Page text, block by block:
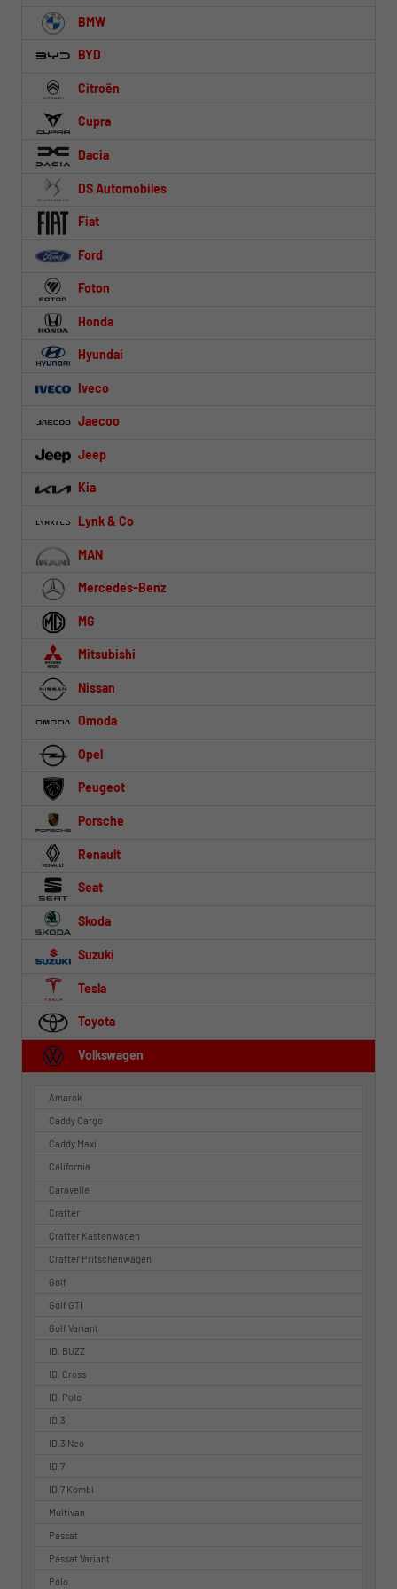
BMW
BYD
Citroën
Cupra
Dacia
DS Automobiles
Fiat
Ford
Foton
Honda
Hyundai
Iveco
Jaecoo
Jeep
Kia
Lynk & Co
MAN
Mercedes-Benz
MG
Mitsubishi
Nissan
Omoda
Opel
Peugeot
Porsche
Renault
Seat
Skoda
Suzuki
Tesla
Toyota
Volkswagen
Amarok
Caddy Cargo
Caddy Maxi
California
Caravelle
Crafter
Crafter Kastenwagen
Crafter Pritschenwagen
Golf
Golf GTI
Golf Variant
ID. BUZZ
ID. Cross
ID. Polo
ID.3
ID.3 Neo
ID.7
ID.7 Kombi
Multivan
Passat
Passat Variant
Polo